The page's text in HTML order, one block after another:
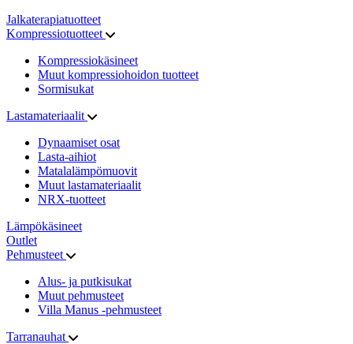
Jalkaterapiatuotteet
Kompressiotuotteet
Kompressiokäsineet
Muut kompressiohoidon tuotteet
Sormisukat
Lastamateriaalit
Dynaamiset osat
Lasta-aihiot
Matalalämpömuovit
Muut lastamateriaalit
NRX-tuotteet
Lämpökäsineet
Outlet
Pehmusteet
Alus- ja putkisukat
Muut pehmusteet
Villa Manus -pehmusteet
Tarranauhat